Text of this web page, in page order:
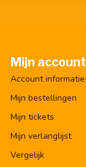
Mijn account
Account informatie
Mijn bestellingen
Mijn tickets
Mijn verlanglijst
Vergelijk